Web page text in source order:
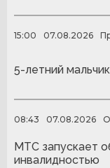
15:00 07.08.2026
5-летний
08:43 07.08.2026
МТС запускает
инвалидностью